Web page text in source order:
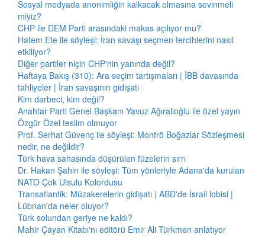
Sosyal medyada anonimliğin kalkacak olmasına sevinmeli
miyiz?
CHP ile DEM Parti arasındaki makas açılıyor mu?
Hatem Ete ile söyleşi: İran savaşı seçmen tercihlerini nasıl
etkiliyor?
Diğer partiler niçin CHP'nin yanında değil?
Haftaya Bakış (310): Ara seçim tartışmaları | İBB davasında
tahliyeler | İran savaşının gidişatı
Kim darbeci, kim değil?
Anahtar Parti Genel Başkanı Yavuz Ağıralioğlu ile özel yayın
Özgür Özel teslim olmuyor
Prof. Serhat Güvenç ile söyleşi: Montrö Boğazlar Sözleşmesi
nedir, ne değildir?
Türk hava sahasında düşürülen füzelerin sırrı
Dr. Hakan Şahin ile söyleşi: Tüm yönleriyle Adana'da kurulan
NATO Çok Ulsulu Kolordusu
Transatlantik: Müzakerelerin gidişatı | ABD'de İsrail lobisi |
Lübnan'da neler oluyor?
Türk solundan geriye ne kaldı?
Mahir Çayan Kitabı'nı editörü Emir Ali Türkmen anlatıyor